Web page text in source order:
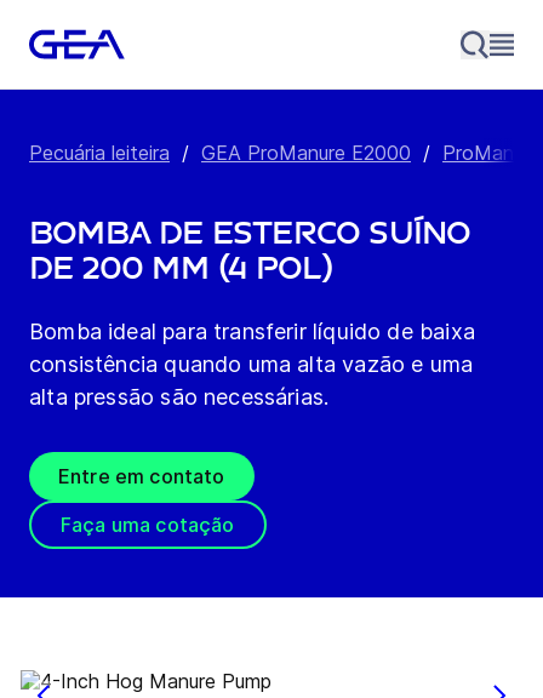
Pecuária leiteira / GEA ProManure E2000 /
Bomba de Esterco Suíno
de 200 mm (4 pol)
Bomba ideal para transferir líquido de baixa
consistência quando uma alta vazão e uma
alta pressão são necessárias.
Entre em contato
Faça uma cotação